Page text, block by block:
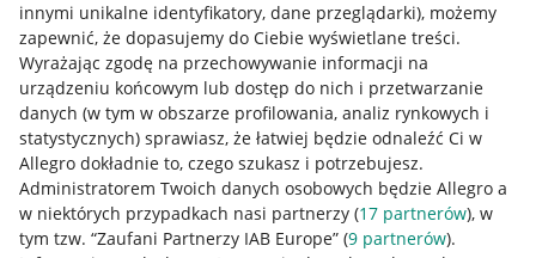
innymi unikalne identyfikatory, dane przeglądarki), możemy
zapewnić, że dopasujemy do Ciebie wyświetlane treści.
Wyrażając zgodę na przechowywanie informacji na
urządzeniu końcowym lub dostęp do nich i przetwarzanie
danych (w tym w obszarze profilowania, analiz rynkowych i
statystycznych) sprawiasz, że łatwiej będzie odnaleźć Ci w
Allegro dokładnie to, czego szukasz i potrzebujesz.
Administratorem Twoich danych osobowych będzie Allegro a
w niektórych przypadkach nasi partnerzy (17 partnerów), w
tym tzw. “Zaufani Partnerzy IAB Europe” (9 partnerów).